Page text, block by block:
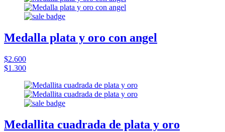
Medalla plata y oro con angel
$2.600
$1.300
Medallita cuadrada de plata y oro